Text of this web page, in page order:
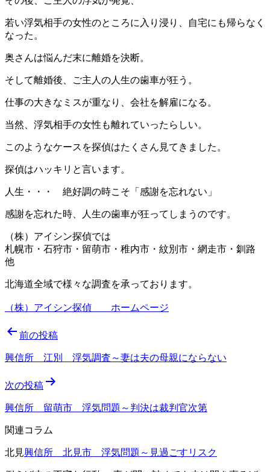
若い浮気相手の女性のところに入り浸り、自宅にも帰らなく
なった。
奥さんは悩んだ末に離婚を決断。
そして離婚後、ご主人の人生の歯車が狂う。
仕事の大きなミスが重なり、会社を解雇になる。
当然、浮気相手の女性も離れていったらしい。
このようなケースを探偵はたくさん見てきました。
探偵はハッキリと言います。
人生・・・ 絶好調の時こそ「感謝を忘れない」
感謝を忘れた時、人生の歯車が狂ってしまうのです。
（株）アイシン探偵では
札幌市・石狩市・留萌市・稚内市・紋別市・網走市・釧路
他
北海道全域で様々な調査を承っております。
（株）アイシン探偵 ホームページ
投
稿
ビ
ゲ
ー
シ
ョ
前の投稿
興信所 江別 浮気調査～妻は夫の母親にならない
次の投稿
興信所 留萌市 浮気問題～判決は裁判官次第
関連コラム
北見興信所 北見市 浮気問題～見過ごすリスク